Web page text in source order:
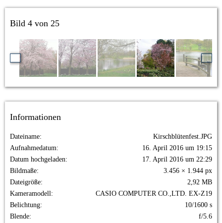
Bild 4 von 25
Informationen
Dateiname
Kirschblütenfest.JPG
Aufnahmedatum
16. April 2016 um 19:15
Datum hochgeladen
17. April 2016 um 22:29
Bildmaße
3.456 × 1.944 px
Dateigröße
2,92 MB
Kameramodell
CASIO COMPUTER CO.,LTD. EX-Z19
Belichtung
10/1600 s
Blende
f/5.6